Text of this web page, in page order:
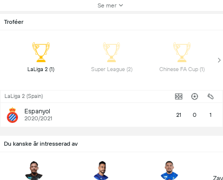
Se mer
Troféer
Super League (2)
LaLiga 2 (Spain)
Espanyol
2020/2021 21 0 1
Du kanske är intresserad av